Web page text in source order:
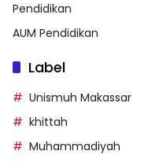
Pendidikan
AUM Pendidikan
Label
Unismuh Makassar
khittah
Muhammadiyah